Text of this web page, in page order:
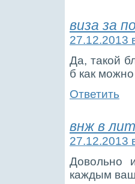
виза за
27.12.2013
Да, такой
б как
Ответить
внж в
27.12.2013
Довольно
каждым